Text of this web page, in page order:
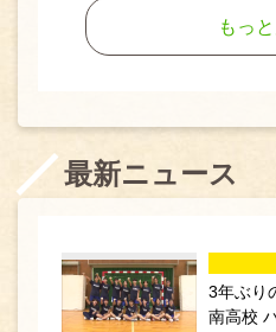
もっ
最新ニュース
3年ぶり
南高校